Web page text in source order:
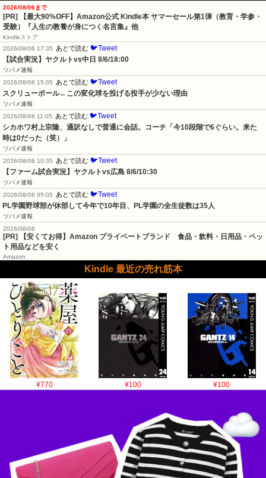
2026/08/06まで
[PR]
【最大90%OFF】Amazon公式 Kindle本 サマーセール第1弾（教育・学参・
受験）『人生の教養が身につく名言集』他
Kindleストア
2026/08/06 17:35
あとで読む 🐦Tweet
【試合実況】ヤクルトvs中日 8/6/18:00
ツバメ速報
2026/08/06 15:05
あとで読む 🐦Tweet
スクリューボール←この変化球を投げる投手が少ない理由
ツバメ速報
2026/08/06 11:05
あとで読む 🐦Tweet
シカホワ村上宗隆、通訳なしで普通に会話。コーチ「今10段階で6ぐらい。来た
時は0だった（笑）」
ツバメ速報
2026/08/06 10:35
あとで読む 🐦Tweet
【ファーム試合実況】ヤクルトvs広島 8/6/10:30
ツバメ速報
2026/08/06 05:05
あとで読む 🐦Tweet
PL学園野球部が休部して今年で10年目、PL学園の全生徒数は35人
ツバメ速報
2026/08/06
[PR] 【安くてお得】Amazon プライベートブランド 食品・飲料・日用品・ペッ
ト用品などを安く
Amazon
Kindle 最近の売れ筋本
¥770 ¥100 ¥100